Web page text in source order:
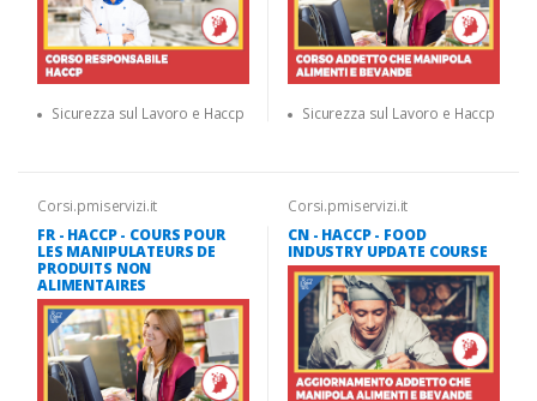
Sicurezza sul Lavoro e Haccp Sicurezza sul Lavoro e Haccp
Corsi.pmiservizi.it
FR - HACCP - COURS POUR
LES MANIPULATEURS DE
PRODUITS NON
ALIMENTAIRES
Corsi.pmiservizi.it
CN - HACCP - FOOD
INDUSTRY UPDATE COURSE